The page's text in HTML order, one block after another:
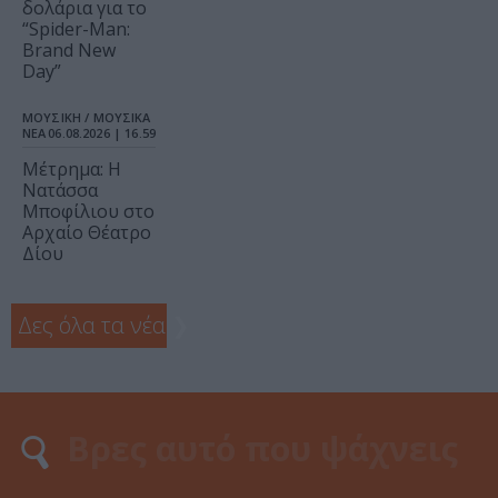
δολάρια για το
“Spider-Man:
Brand New
Day”
ΜΟΥΣΙΚΗ / ΜΟΥΣΙΚΑ
ΝΕΑ 06.08.2026 | 16.59
Μέτρημα: Η
Νατάσσα
Μποφίλιου στο
Αρχαίο Θέατρο
Δίου
Δες όλα τα νέα